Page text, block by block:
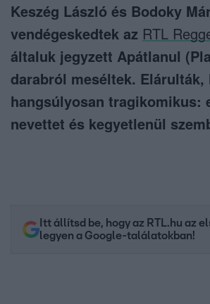
Keszég László és Bodoky
vendégeskedtek az RTL
általuk jegyzett Apátlanul
darabról meséltek. Elárulták,
hangsúlyosan tragikomikus:
nevettet és kegyetlenül
Itt állítsd be, hogy az RTL.hu az
legyen a Google-találatokban!